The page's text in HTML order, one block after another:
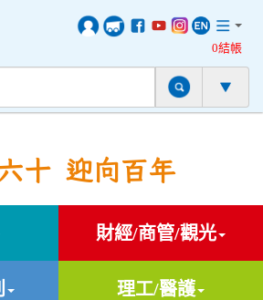
0結帳
十 迎向百年
財經/商管/觀光
理工/醫護